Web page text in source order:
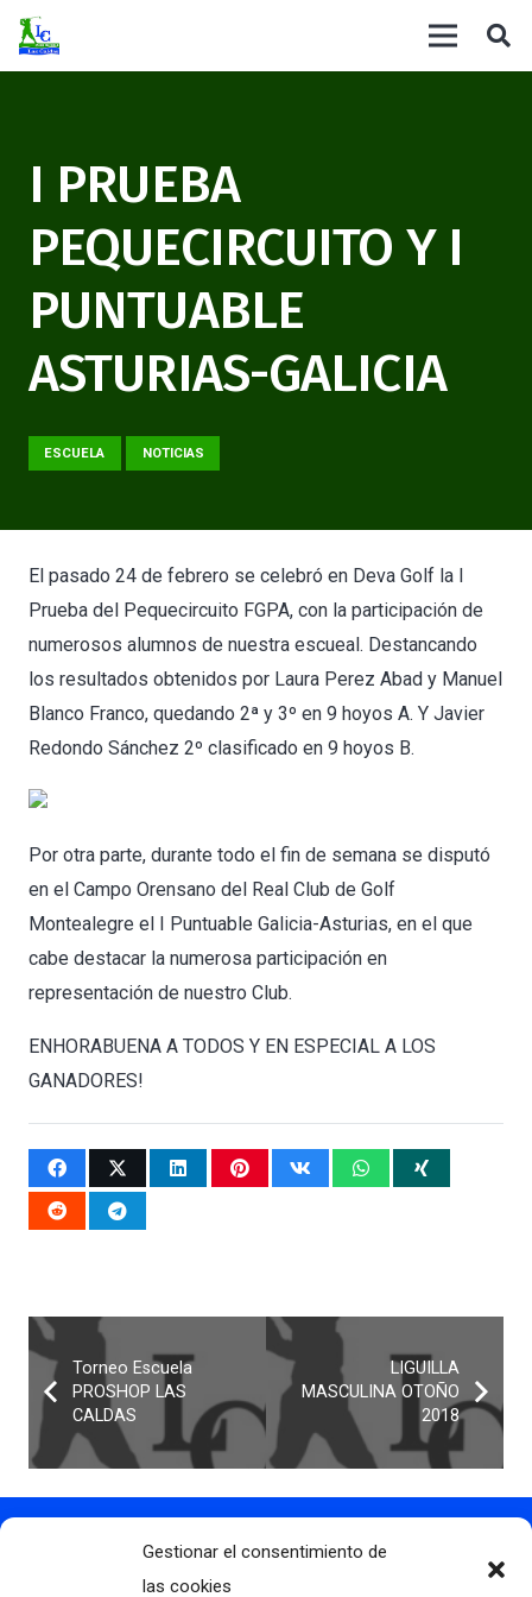
Gestionar el consentimiento de
las cookies
I PRUEBA
PEQUECIRCUITO Y I
PUNTUABLE
ASTURIAS-GALICIA
ESCUELA NOTICIAS
El pasado 24 de febrero se celebró en Deva Golf la I
Prueba del Pequecircuito FGPA, con la participación de
numerosos alumnos de nuestra escueal. Destancando
los resultados obtenidos por Laura Perez Abad y Manuel
Blanco Franco, quedando 2ª y 3º en 9 hoyos A. Y Javier
Redondo Sánchez 2º clasificado en 9 hoyos B.
Por otra parte, durante todo el fin de semana se disputó
en el Campo Orensano del Real Club de Golf
Montealegre el I Puntuable Galicia-Asturias, en el que
cabe destacar la numerosa participación en
representación de nuestro Club.
ENHORABUENA A TODOS Y EN ESPECIAL A LOS
GANADORES!
Torneo Escuela
PROSHOP LAS
CALDAS
LIGUILLA
MASCULINA OTOÑO
2018
Contacto
info@clubdegolflascaldas.com